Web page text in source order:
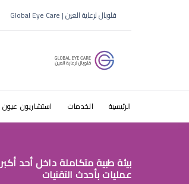
قلوبال لرعاية العين | Global Eye Care
الرئيسية الخدمات استشاريون عيون
بيئة طبية متكاملة داخل أحد
عمليات بأحدث التقنيات